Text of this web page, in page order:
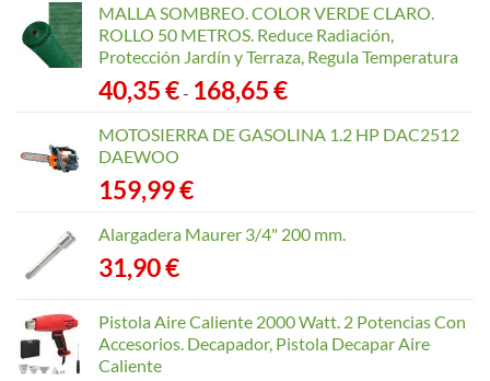
MALLA SOMBREO. COLOR VERDE CLARO.
ROLLO 50 METROS. Reduce Radiación,
Protección Jardín y Terraza, Regula Temperatura
40,35€- 168,65€Rango
precios:
MOTOSIERRA DE GASOLINA 1.2 HP DAC2512
DAEWOO
159,99€
Alargadera Maurer 3/4" 200 mm.
31,90€
Pistola Aire Caliente 2000 Watt. 2 Potencias Con
Accesorios. Decapador, Pistola Decapar Aire
Caliente